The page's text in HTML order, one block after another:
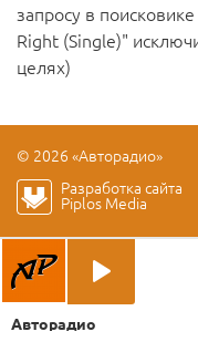
запросу в
Right (Single)"
целях)
© 2026 «Авторадио»
Разработка сайта
Piplos Media
Авторадио